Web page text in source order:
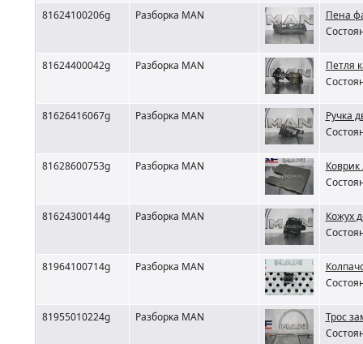
81624100206g Разборка MAN
Пена
81624400042g Разборка MAN
Петля
81626416067g Разборка MAN
Ручка
81628600753g Разборка MAN
81624300144g Разборка MAN
Кожух
81964100714g Разборка MAN
81955010224g Разборка MAN
Трос